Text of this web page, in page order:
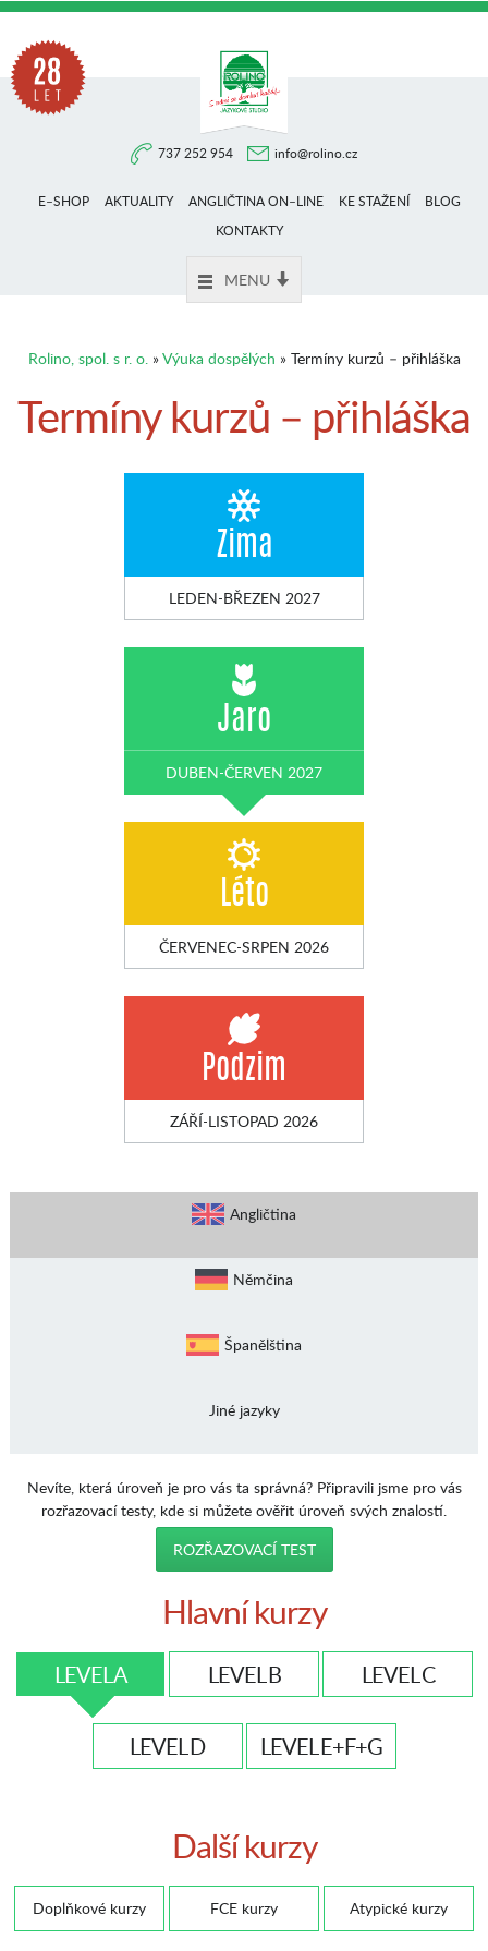
737 252 954 info@rolino.cz
E–SHOP AKTUALITY ANGLIČTINA ON–LINE KE STAŽENÍ
BLOG
KONTAKTY
MENU
Rolino, spol. s r. o.»Výuka dospělých » Termíny kurzů – přihláška
Termíny kurzů – přihláška
Zima
LEDEN-BŘEZEN 2027
Jaro
DUBEN-ČERVEN 2027
Léto
ČERVENEC-SRPEN 2026
Podzim
ZÁŘÍ-LISTOPAD 2026
Angličtina
Němčina
Španělština
Jiné jazyky
Nevíte, která úroveň je pro vás ta správná? Připravili jsme pro vás
rozřazovací testy, kde si můžete ověřit úroveň svých znalostí.
ROZŘAZOVACÍ TEST
Hlavní kurzy
LEVEL A LEVEL B LEVEL C
LEVEL D LEVEL E+F+G
Další kurzy
Doplňkové kurzy FCE kurzy Atypické kurzy